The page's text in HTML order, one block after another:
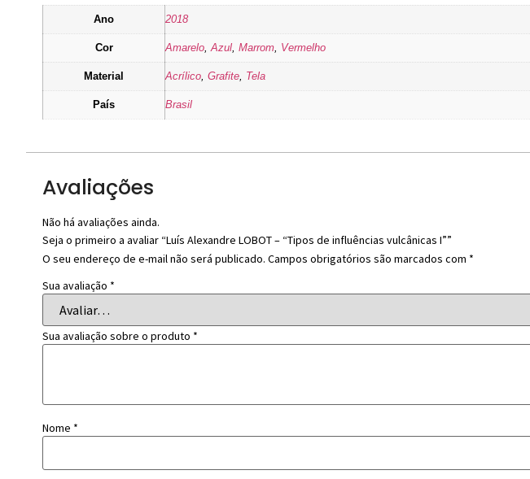
Ano 2018
Cor Amarelo,Azul, Marrom, Vermelho
Material Acrílico, Grafite, Tela
País Brasil
Avaliações
Não há avaliações ainda.
Seja o primeiro a avaliar “Luís Alexandre LOBOT – “Tipos de influências vulcânicas I””
O seu endereço de e-mail não será publicado. Campos obrigatórios são marcados com *
Sua avaliação *
Sua avaliação sobre o produto *
Nome *